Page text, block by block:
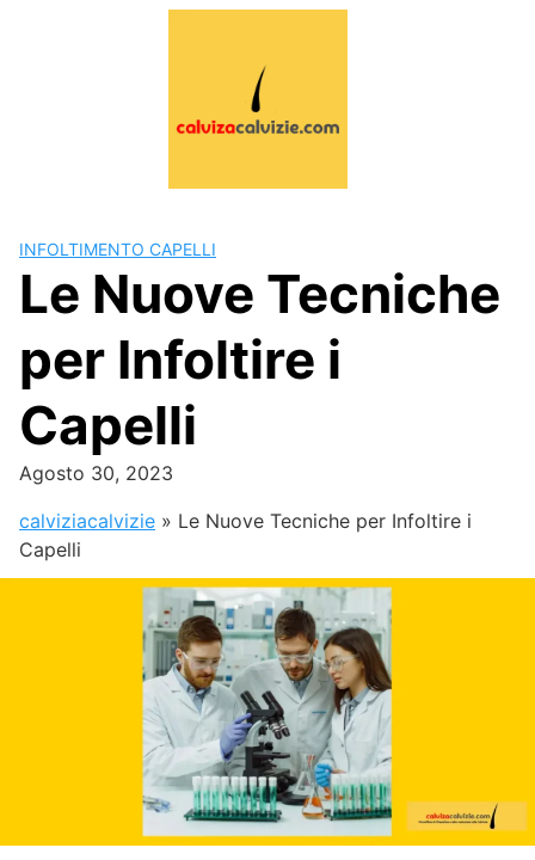
INFOLTIMENTO CAPELLI
Le Nuove Tecniche
per Infoltire i
Capelli
Agosto 30, 2023
calviziacalvizie » Le Nuove Tecniche per Infoltire i
Capelli